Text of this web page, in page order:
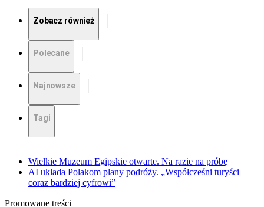
Zobacz również
Polecane
Najnowsze
Tagi
Wielkie Muzeum Egipskie otwarte. Na razie na próbę
AI układa Polakom plany podróży. „Współcześni turyści
coraz bardziej cyfrowi”
Promowane treści